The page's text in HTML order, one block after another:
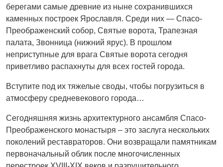
берегами самые древние из ныне сохранившихся
каменных построек Ярославля. Среди них — Спасо-
Преображенский собор, Святые ворота, Трапезная
палата, Звонница (нижний ярус). В прошлом
неприступные для врага Святые ворота сегодня
приветливо распахнуты для всех гостей города.
Вступите под их тяжелые своды, чтобы погрузиться в
атмосферу средневекового города…
Сегодняшняя жизнь архитектурного ансамбля Спасо-
Преображенского монастыря – это заслуга нескольких
поколений реставраторов. Они возвращали памятникам
первоначальный облик после многочисленных